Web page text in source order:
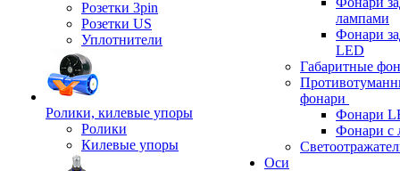
Розетки 3pin
Розетки US
Уплотнители
Ролики, килевые упоры
Ролики
Килевые упоры
лампами
Фонари
LED
Габаритные
фонари
Фонари
Фонари с
Оси